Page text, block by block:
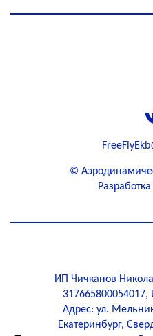
©
ИП Чичканов
Адрес: ул.
Екатеринбург,